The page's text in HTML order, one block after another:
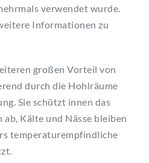
verwendet wurde.
Informationen zu
großen Vorteil von
durch die Hohlräume
Sie schützt innen das
Kälte und Nässe bleiben
temperaturempfindliche